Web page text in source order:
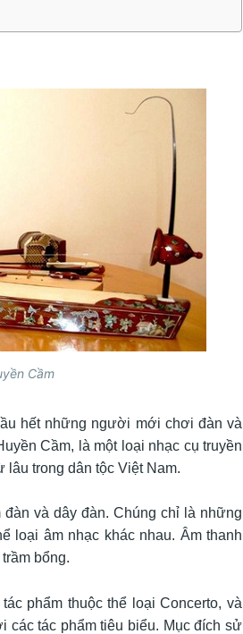
Cầm
hết những người mới chơi đàn và
Cầm, là một loại nhạc cụ truyền
lâu trong dân tộc Việt Nam.
và dây đàn. Chúng chỉ là những
loại âm nhạc khác nhau. Âm thanh
bổng.
phẩm thuộc thể loại Concerto, và
các tác phẩm tiêu biểu. Mục đích sử